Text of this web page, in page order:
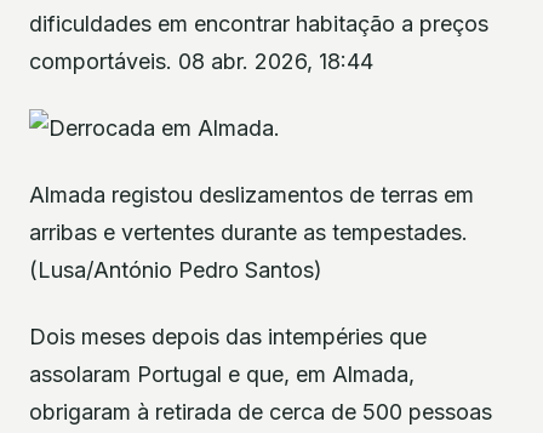
dificuldades em encontrar habitação a preços
comportáveis. 08 abr. 2026, 18:44
Almada registou deslizamentos de terras em
arribas e vertentes durante as tempestades.
(Lusa/António Pedro Santos)
Dois meses depois das intempéries que
assolaram Portugal e que, em Almada,
obrigaram à retirada de cerca de 500 pessoas